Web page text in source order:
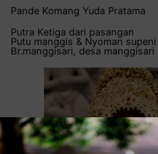
Pande Komang Yuda Pratama
Putra Ketiga dari pasangan
Putu manggis & Nyoman supeni
Br.manggisari, desa